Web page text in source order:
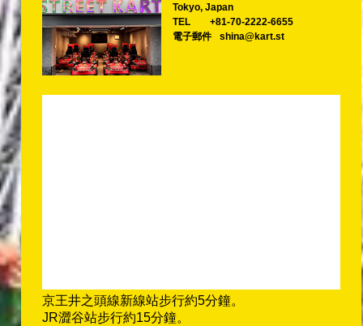
Tokyo, Japan
TEL
+81-70-2222-6655
電子郵件
shina@kart.st
京王井之頭線新線站步行約5分鐘。
JR澀谷站步行約15分鐘。